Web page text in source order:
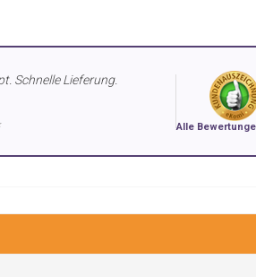
Schnelle Lieferung.
Alle